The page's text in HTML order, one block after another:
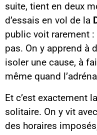
suite, tient en deux
d’essais en vol de la
public voit rarement :
pas. On y apprend à
isoler une cause, à
même quand
Et c’est exactement
solitaire. On y vit
des horaires